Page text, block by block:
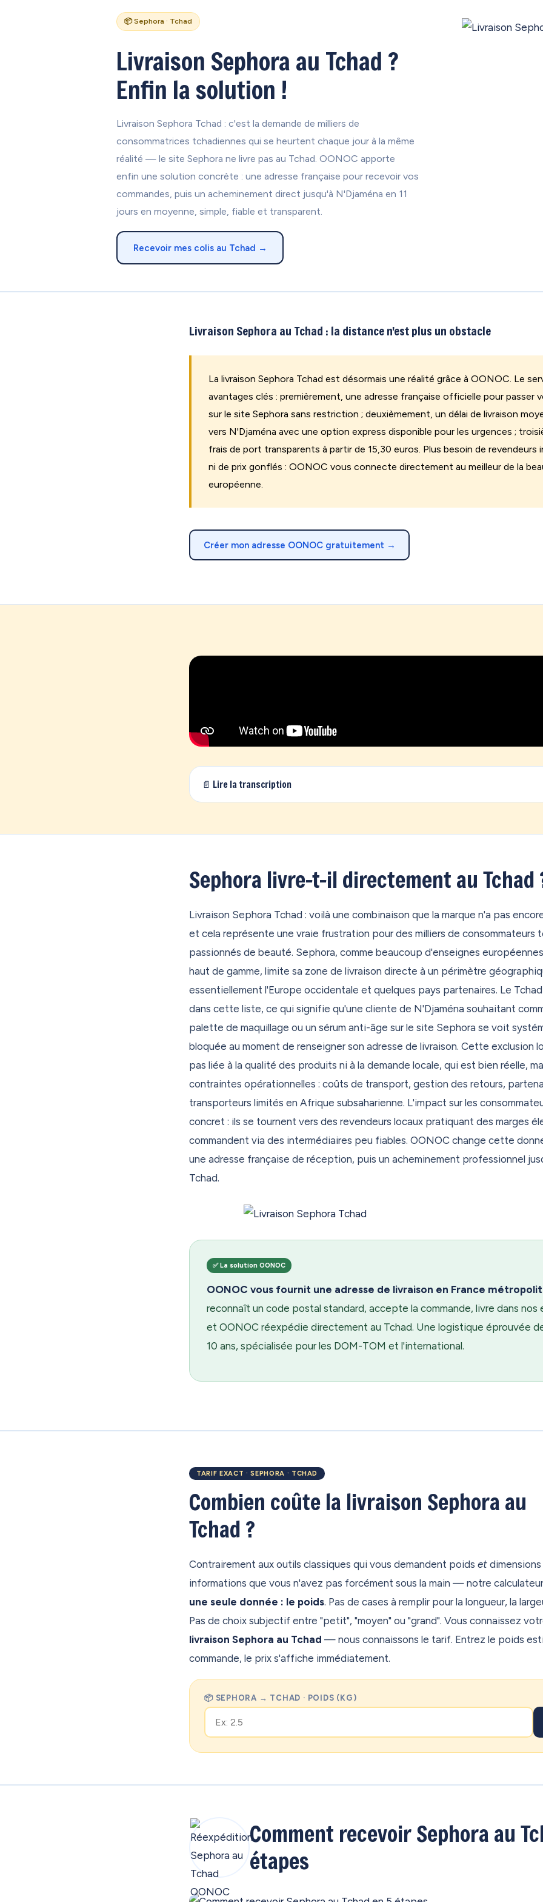
📦 Sephora · Tchad
Livraison Sephora au Tchad ?
Enfin la solution !
Livraison Sephora Tchad : c'est la demande de milliers de
consommatrices tchadiennes qui se heurtent chaque jour à la même
réalité — le site Sephora ne livre pas au Tchad. OONOC apporte
enfin une solution concrète : une adresse française pour recevoir vos
commandes, puis un acheminement direct jusqu'à N'Djaména en 11
jours en moyenne, simple, fiable et transparent.
Recevoir mes colis au Tchad →
Livraison Sephora au Tchad : la distance n'est plus un obstacle
La livraison Sephora Tchad est désormais une réalité grâce à OONOC. Le
avantages clés : premièrement, une adresse française officielle pour passer
sur le site Sephora sans restriction ; deuxièmement, un délai de livraison
vers N'Djaména avec une option express disponible pour les urgences ;
frais de port transparents à partir de 15,30 euros. Plus besoin de revendeurs
ni de prix gonflés : OONOC vous connecte directement au meilleur de la
européenne.
Créer mon adresse OONOC gratuitement →
📄 Lire la transcription
inscrit. Vous commandez sur n'importe quelle boutique au monde — Amazon,
importe. On reçoit tout dans notre entrepôt, on regroupe vos achats, et on vous
12,40€ (frais de port, hors frais de traitement), avec des options express et
votre destination.
l'envie de faire la queue en bureau de poste ? Switch Mode est fait pour ça.
simplement dans un Mondial Relay, sans avancer un centime. Et si vous résidez
recevez votre colis sans taxe. Simple, rapide, sans déranger personne.
prioritaire avec indemnisation en cas de casse ou de perte ? Activez Secure Plus.
colis avant le départ avec My Preview pour expédier en toute sérénité. Et réglez
douane à l'avance avec EasyDuty — zéro surprise à l'arrivée. Chaque option est là
besoin — rien d'obligatoire, tout est à la carte.
Des milliers de clients — DOM-TOM, expatriés, particuliers et professionnels —
confiance. Rejoignez-les sur oonoc.us. Inscription gratuite, adresse disponible
bientôt !
Sephora livre-t-il directement au Tchad
Livraison Sephora Tchad : voilà une combinaison que la marque n'a pas
et cela représente une vraie frustration pour des milliers de consommateurs
passionnés de beauté. Sephora, comme beaucoup d'enseignes
haut de gamme, limite sa zone de livraison directe à un périmètre
essentiellement l'Europe occidentale et quelques pays partenaires. Le
dans cette liste, ce qui signifie qu'une cliente de N'Djaména souhaitant
palette de maquillage ou un sérum anti-âge sur le site Sephora se voit
bloquée au moment de renseigner son adresse de livraison. Cette exclusion
pas liée à la qualité des produits ni à la demande locale, qui est bien réelle,
contraintes opérationnelles : coûts de transport, gestion des retours,
transporteurs limités en Afrique subsaharienne. L'impact sur les
concret : ils se tournent vers des revendeurs locaux pratiquant des marges
commandent via des intermédiaires peu fiables. OONOC change cette
une adresse française de réception, puis un acheminement professionnel
Tchad.
✅ La solution OONOC
OONOC vous fournit une adresse de livraison en France
reconnaît un code postal standard, accepte la commande, livre dans
et OONOC réexpédie directement au Tchad. Une logistique éprouvée
10 ans, spécialisée pour les DOM-TOM et l'international.
TARIF EXACT · SEPHORA · TCHAD
Combien coûte la livraison Sephora au
Tchad ?
Contrairement aux outils classiques qui vous demandent poids et
informations que vous n'avez pas forcément sous la main — notre
une seule donnée : le poids. Pas de cases à remplir pour la longueur, la
Pas de choix subjectif entre "petit", "moyen" ou "grand". Vous connaissez
livraison Sephora au Tchad — nous connaissons le tarif. Entrez le poids
commande, le prix s'affiche immédiatement.
📦 SEPHORA → TCHAD · POIDS (KG)
Comment recevoir Sephora au
étapes